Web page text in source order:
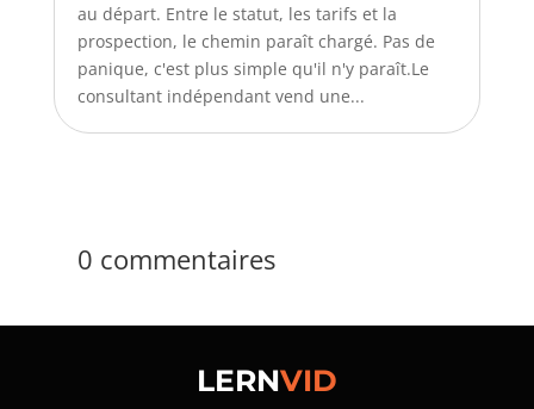
au départ. Entre le statut, les tarifs et la
prospection, le chemin paraît chargé. Pas de
panique, c'est plus simple qu'il n'y paraît.Le
consultant indépendant vend une...
0 commentaires
LERNVID